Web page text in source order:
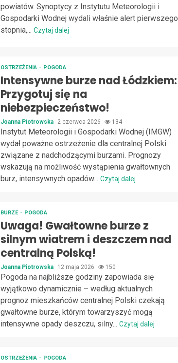
powiatów. Synoptycy z Instytutu Meteorologii i
Gospodarki Wodnej wydali właśnie alert pierwszego
stopnia,... Czytaj dalej
OSTRZEŻENIA POGODA
Intensywne burze nad Łódzkiem:
Przygotuj się na
niebezpieczeństwo!
Joanna Piotrowska 2 czerwca 2026 134
Instytut Meteorologii i Gospodarki Wodnej (IMGW)
wydał poważne ostrzeżenie dla centralnej Polski
związane z nadchodzącymi burzami. Prognozy
wskazują na możliwość wystąpienia gwałtownych
burz, intensywnych opadów... Czytaj dalej
BURZE POGODA
Uwaga! Gwałtowne burze z
silnym wiatrem i deszczem nad
centralną Polską!
Joanna Piotrowska 12 maja 2026 150
Pogoda na najbliższe godziny zapowiada się
wyjątkowo dynamicznie – według aktualnych
prognoz mieszkańców centralnej Polski czekają
gwałtowne burze, którym towarzyszyć mogą
intensywne opady deszczu, silny... Czytaj dalej
OSTRZEŻENIA POGODA